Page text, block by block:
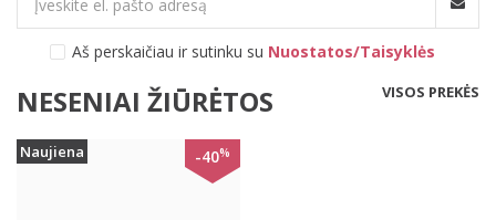
Aš perskaičiau ir sutinku su Nuostatos/Taisyklės
NESENIAI ŽIŪRĖTOS VISOS PREKĖS
Naujiena -40%